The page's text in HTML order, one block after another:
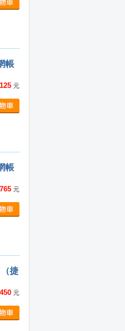
帳
元
帳
765元
捷
450元